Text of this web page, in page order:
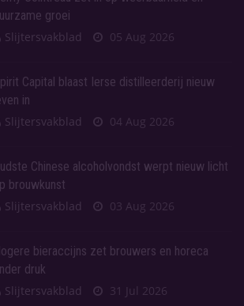
groei
Slijtersvakblad
05 Aug 2026
Capital blaast Ierse distilleerderij nieuw
in
Slijtersvakblad
04 Aug 2026
Chinese alcoholvondst werpt nieuw licht
brouwkunst
Slijtersvakblad
03 Aug 2026
bieraccijns zet brouwers en horeca
druk
Slijtersvakblad
31 Jul 2026